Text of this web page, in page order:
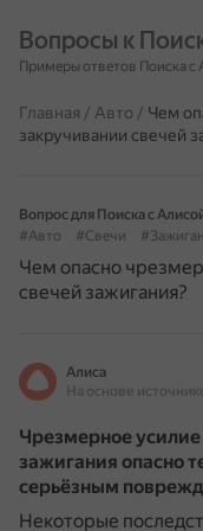
Вопросы к
Примеры ответов Поиска с
Главная / Авто / Чем
закручивании свечей
Вопрос для Поиска с
#Авто
#Свечи
Чем опасно
свечей зажигания?
Алиса
Чрезмерное
зажигания опасно
серьёзным
Некоторые